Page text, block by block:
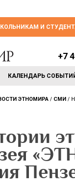
И
КАЛЕНДАРЬ
+7
ЭТНОМИРА СМИ